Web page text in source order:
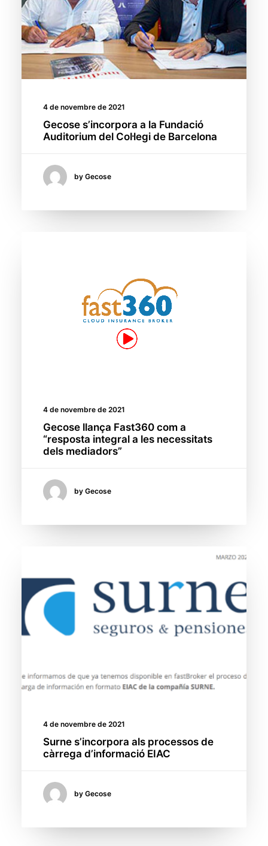
4 de novembre de 2021
Gecose s’incorpora a la Fundació
Auditorium del Col·legi de Barcelona
by Gecose
4 de novembre de 2021
Gecose llança Fast360 com a
“resposta integral a les necessitats
dels mediadors”
by Gecose
4 de novembre de 2021
Surne s’incorpora als processos de
càrrega d’informació EIAC
by Gecose